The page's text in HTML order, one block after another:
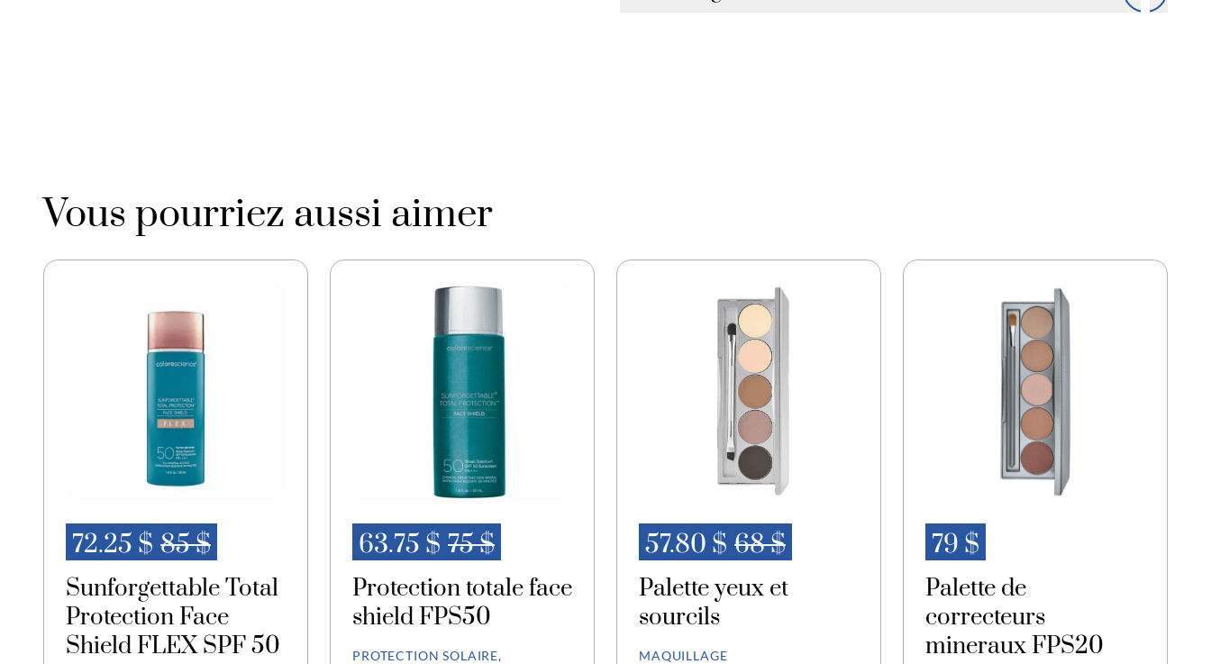
Vous pourriez aussi aimer
72.25 $ 85 $
Sunforgettable Total
Protection Face
Shield FLEX SPF 50
63.75 $ 75 $
Protection totale face
shield FPS50
PROTECTION SOLAIRE,
57.80 $ 68 $
Palette yeux et
sourcils
MAQUILLAGE
79 $
Palette de
correcteurs
mineraux FPS20